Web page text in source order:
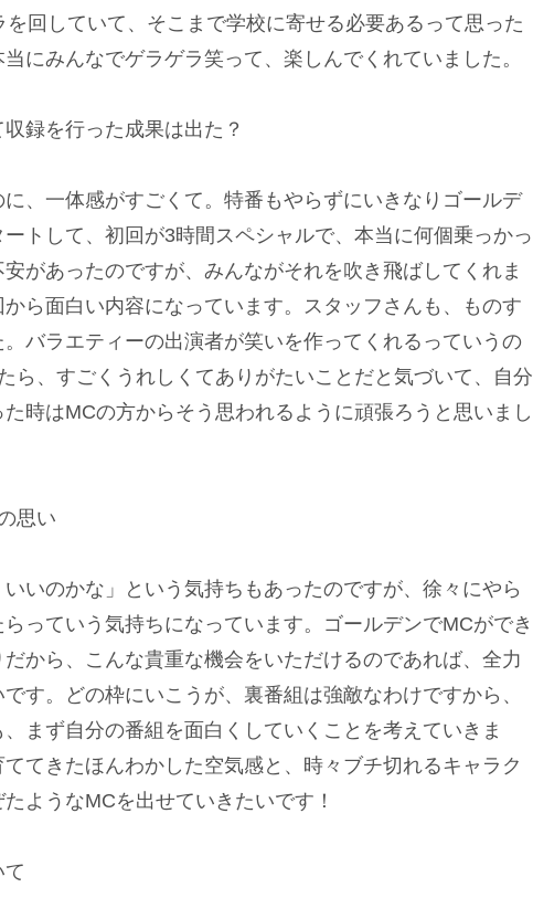
回していて、そこまで学校に寄せる必要あるって思った
にみんなでゲラゲラ笑って、楽しんでくれていました。
録を行った成果は出た？
、一体感がすごくて。特番もやらずにいきなりゴールデ
トして、初回が3時間スペシャルで、本当に何個乗っかっ
があったのですが、みんながそれを吹き飛ばしてくれま
から面白い内容になっています。スタッフさんも、ものす
バラエティーの出演者が笑いを作ってくれるっていうの
ら、すごくうれしくてありがたいことだと気づいて、自分
時はMCの方からそう思われるように頑張ろうと思いまし
思い
いいのかな」という気持ちもあったのですが、徐々にやら
っていう気持ちになっています。ゴールデンでMCができ
から、こんな貴重な機会をいただけるのであれば、全力
す。どの枠にいこうが、裏番組は強敵なわけですから、
まず自分の番組を面白くしていくことを考えていきま
てきたほんわかした空気感と、時々ブチ切れるキャラク
ようなMCを出せていきたいです！